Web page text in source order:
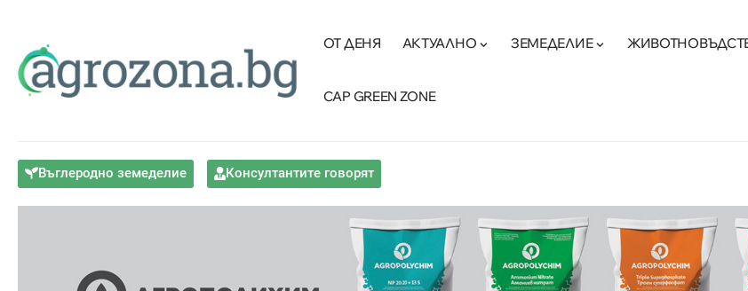
ОТ ДЕНЯ АКТУАЛНО ЗЕМЕДЕЛИЕ
CAP GREEN ZONE
Въглеродно земеделие Консултантите говорят